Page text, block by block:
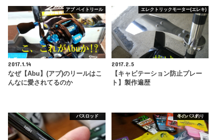
アブ ベイトリール
2017.1.14
なぜ【Abu】(アブ)のリールはこ
んなに愛されてるのか
エレクトリックモーター(エレキ)
2017.2.5
【キャビテーション防止プレー
ト】製作遍歴
バスロッド 冬のバス釣り